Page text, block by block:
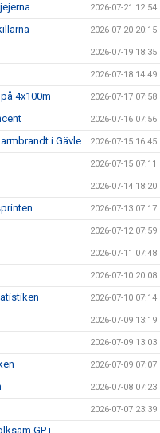
2026-07-21 12:54
2026-07-20 20:15
2026-07-19 18:35
2026-07-18 14:49
4x100m 2026-07-17 07:58
2026-07-16 07:56
i Gävle 2026-07-15 16:45
2026-07-15 07:11
2026-07-14 18:20
2026-07-13 07:17
2026-07-12 07:59
2026-07-11 07:48
2026-07-10 20:08
2026-07-10 07:14
2026-07-09 13:19
2026-07-09 13:03
2026-07-09 07:07
2026-07-08 07:23
2026-07-07 23:39
GP i